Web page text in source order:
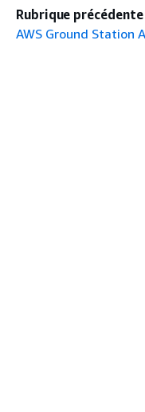
Rubrique précédente
AWS Ground Station